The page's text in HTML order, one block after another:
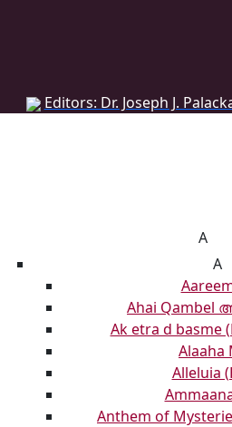
Editors: Dr. Joseph J.
A
A
Ahai
Ak etra d basme
Alaaha
Alleluia
Anthem of